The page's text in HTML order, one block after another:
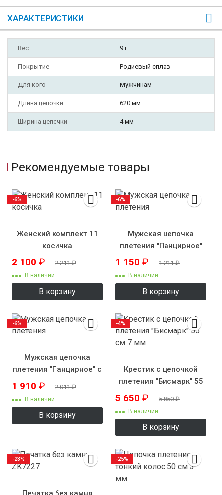
ХАРАКТЕРИСТИКИ
Вес 9 г
Покрытие Родиевый сплав
Для кого Мужчинам
Длина цепочки 620 мм
Ширина цепочки 4 мм
Рекомендуемые товары
Женский комплект 11
косичка
2 100 ₽ 2 211₽
В наличии
В корзину
-6%
Мужская цепочка
плетения "Панцирное"
1 150 ₽ 1 211₽
В наличии
В корзину
-6%
Мужская цепочка
плетения "Панцирное" с
рисунком
1 910 ₽ 2 011₽
В наличии
В корзину
-6%
Крестик с цепочкой
плетения "Бисмарк" 55
см 7 мм
5 650 ₽ 5 850₽
В наличии
В корзину
-4%
-23% -25%